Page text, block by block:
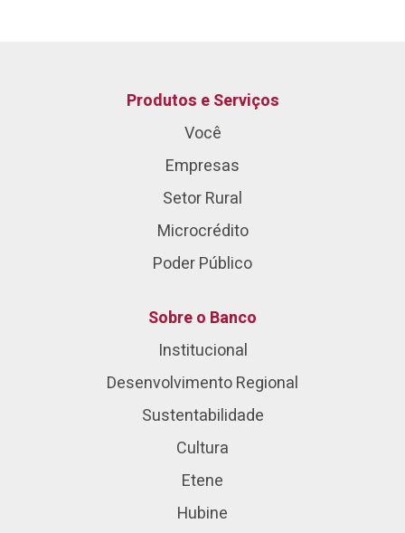
Produtos e Serviços
Você
Empresas
Setor Rural
Microcrédito
Poder Público
Sobre o Banco
Institucional
Desenvolvimento Regional
Sustentabilidade
Cultura
Etene
Hubine